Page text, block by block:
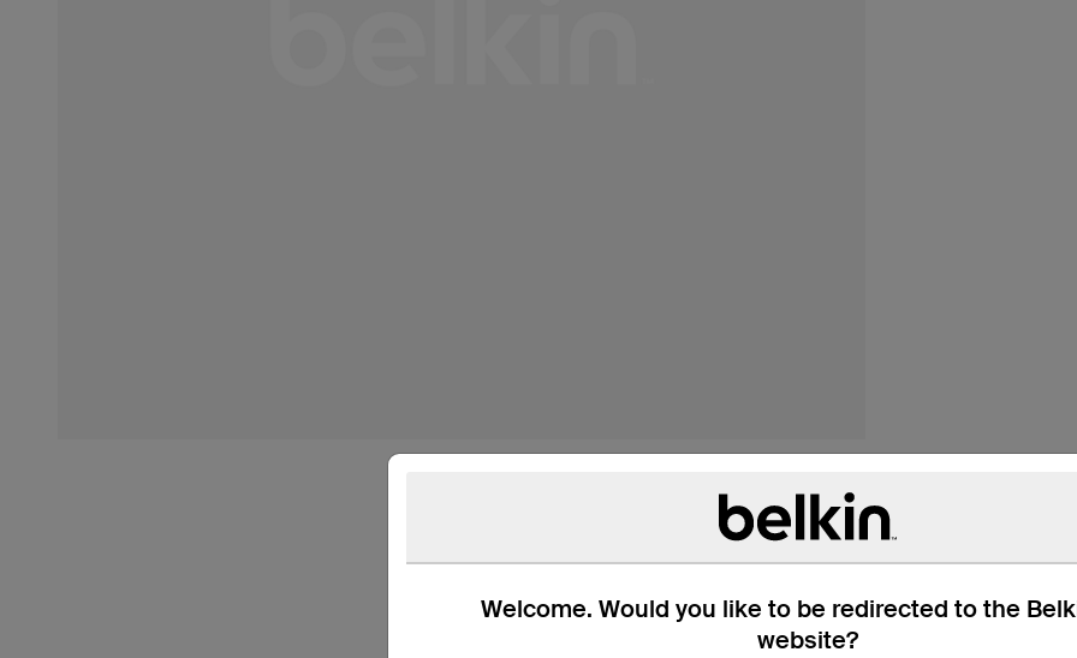
Welcome. Would you like to be redirected to the
website?